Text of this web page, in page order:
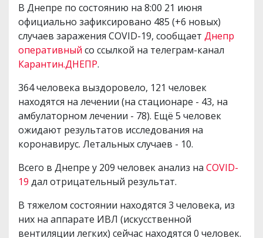
В Днепре по состоянию на 8:00 21 июня
официально зафиксировано 485 (+6 новых)
случаев заражения COVID-19, сообщает Днепр
оперативный со ссылкой на телеграм-канал
Карантин.ДНЕПР.
364 человека выздоровело, 121 человек
находятся на лечении (на стационаре - 43, на
амбулаторном лечении - 78). Ещё 5 человек
ожидают результатов исследования на
коронавирус. Летальных случаев - 10.
Всего в Днепре у 209 человек анализ на COVID-
19 дал отрицательный результат.
В тяжелом состоянии находятся 3 человека, из
них на аппарате ИВЛ (искусственной
вентиляции легких) сейчас находятся 0 человек.